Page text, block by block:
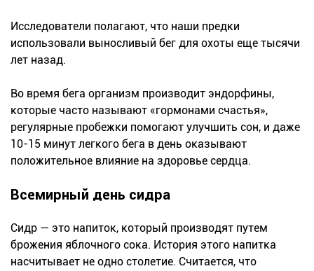
Исследователи полагают, что наши предки
использовали выносливый бег для охоты еще тысячи
лет назад.
Во время бега организм производит эндорфины,
которые часто называют «гормонами счастья»,
регулярные пробежки помогают улучшить сон, и даже
10-15 минут легкого бега в день оказывают
положительное влияние на здоровье сердца.
Всемирный день сидра
Сидр — это напиток, который производят путем
брожения яблочного сока. История этого напитка
насчитывает не одно столетие. Считается, что